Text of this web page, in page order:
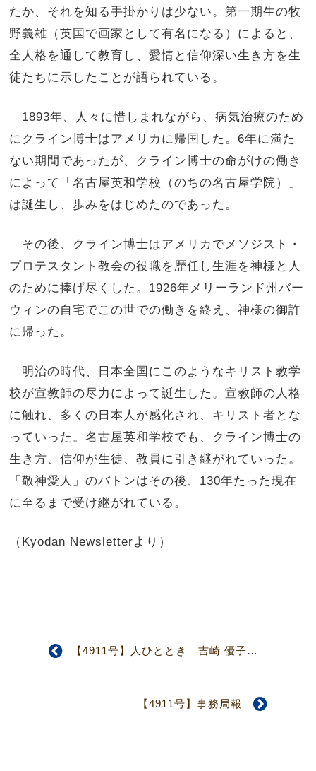
たか、それを知る手掛かりは少ない。第一期生の牧
野義雄（英国で画家として有名になる）によると、
全人格を通して教育し、愛情と信仰深い生き方を生
徒たちに示したことが語られている。
1893年、人々に惜しまれながら、病気治療のため
にクライン博士はアメリカに帰国した。6年に満た
ない期間であったが、クライン博士の命がけの働き
によって「名古屋英和学校（のちの名古屋学院）」
は誕生し、歩みをはじめたのであった。
その後、クライン博士はアメリカでメソジスト・
プロテスタント教会の役職を歴任し生涯を神様と人
のために捧げ尽くした。1926年メリーランド州バー
ウィンの自宅でこの世での働きを終え、神様の御許
に帰った。
明治の時代、日本全国にこのようなキリスト教学
校が宣教師の尽力によって誕生した。宣教師の人格
に触れ、多くの日本人が感化され、キリスト者とな
っていった。名古屋英和学校でも、クライン博士の
生き方、信仰が生徒、教員に引き継がれていった。
「敬神愛人」のバトンはその後、130年たった現在
に至るまで受け継がれている。
（Kyodan Newsletterより）
【4911号】人ひととき 吉崎 優子さん 帰る場所があると 気づかせてくれた
【4911号】事務局報